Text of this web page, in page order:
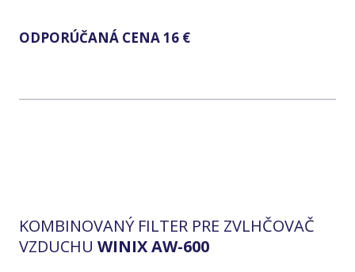
ODPORÚČANÁ CENA 16 €
KOMBINOVANÝ FILTER PRE ZVLHČOVAČ
VZDUCHU WINIX AW-600